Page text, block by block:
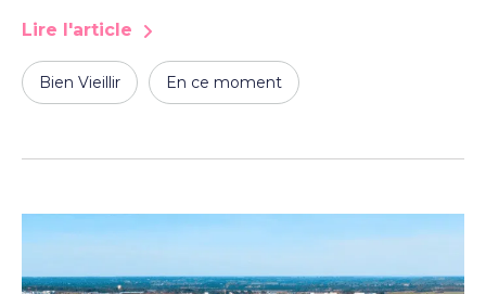
Lire l'article
Bien Vieillir En ce moment